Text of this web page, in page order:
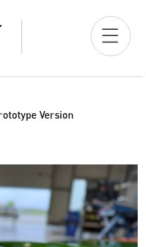
Version